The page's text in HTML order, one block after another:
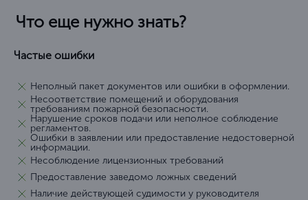
Что еще нужно знать?
Частые ошибки
Неполный пакет документов или ошибки в оформлении.
Несоответствие помещений и оборудования
требованиям пожарной безопасности.
Нарушение сроков подачи или неполное соблюдение
регламентов.
Ошибки в заявлении или предоставление недостоверной
информации.
Несоблюдение лицензионных требований
Предоставление заведомо ложных сведений
Наличие действующей судимости у руководителя